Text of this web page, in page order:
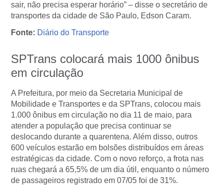
sair, não precisa esperar horário” – disse o secretário de
transportes da cidade de São Paulo, Edson Caram.
Fonte: Diário do Transporte
SPTrans colocará mais 1000 ônibus
em circulação
A Prefeitura, por meio da Secretaria Municipal de
Mobilidade e Transportes e da SPTrans, colocou mais
1.000 ônibus em circulação no dia 11 de maio, para
atender a população que precisa continuar se
deslocando durante a quarentena. Além disso, outros
600 veículos estarão em bolsões distribuídos em áreas
estratégicas da cidade. Com o novo reforço, a frota nas
ruas chegará a 65,5% de um dia útil, enquanto o número
de passageiros registrado em 07/05 foi de 31%.